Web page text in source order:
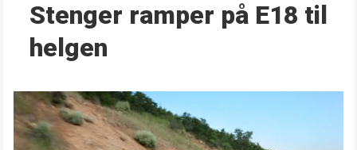
Stenger ramper på E18 til
helgen